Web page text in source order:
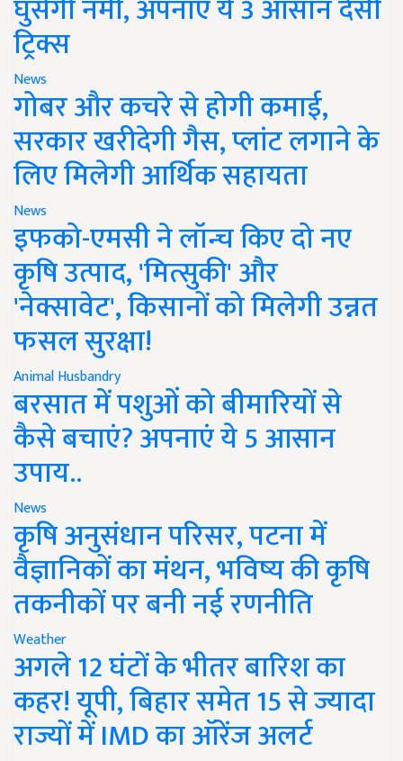
घुसेगी नमी, अपनाएं ये 3 आसान देसी
ट्रिक्स
News
गोबर और कचरे से होगी कमाई,
सरकार खरीदेगी गैस, प्लांट लगाने के
लिए मिलेगी आर्थिक सहायता
News
इफको-एमसी ने लॉन्च किए दो नए
कृषि उत्पाद, 'मित्सुकी' और
'नेक्सावेट', किसानों को मिलेगी उन्नत
फसल सुरक्षा!
Animal Husbandry
बरसात में पशुओं को बीमारियों से
कैसे बचाएं? अपनाएं ये 5 आसान
उपाय..
News
कृषि अनुसंधान परिसर, पटना में
वैज्ञानिकों का मंथन, भविष्य की कृषि
तकनीकों पर बनी नई रणनीति
Weather
अगले 12 घंटों के भीतर बारिश का
कहर! यूपी, बिहार समेत 15 से ज्यादा
राज्यों में IMD का ऑरेंज अलर्ट